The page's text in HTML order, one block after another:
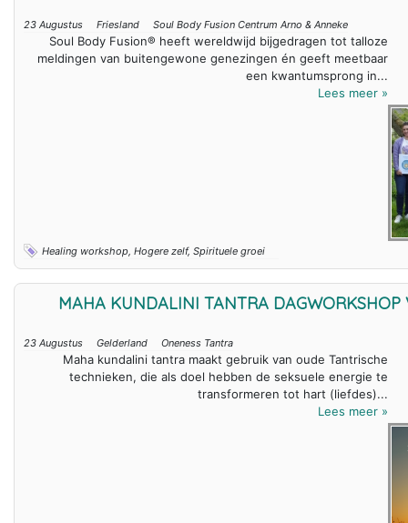
23 Augustus Friesland Soul Body Fusion Centrum Arno & Anneke
Soul Body Fusion® heeft wereldwijd bijgedragen tot talloze
meldingen van buitengewone genezingen én geeft meetbaar
een kwantumsprong in...
Lees meer »
Healing workshop, Hogere zelf, Spirituele groei
MAHA KUNDALINI TANTRA DAGWORKSHOP
23 Augustus Gelderland Oneness Tantra
Maha kundalini tantra maakt gebruik van oude Tantrische
technieken, die als doel hebben de seksuele energie te
transformeren tot hart (liefdes)...
Lees meer »